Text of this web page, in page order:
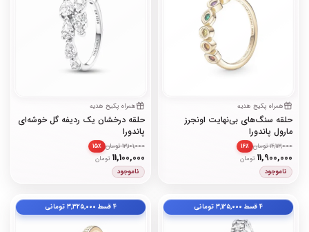
همراه پکیج هدیه
حلقه سنگ‌های بی‌نهایت اونجرز
مارول پاندورا
11,900,000 تومان
14,113,000 تومان ۱۶٪
ناموجود
همراه پکیج هدیه
حلقه درخشان یک ردیفه گل خوشه‌ای
پاندورا
11,100,000 تومان
13,101,000 تومان ۱۵٪
ناموجود
۴ قسط ۳٬۱۲۵٬۰۰۰ تومانی ۴ قسط ۳٬۳۲۵٬۰۰۰ تومانی